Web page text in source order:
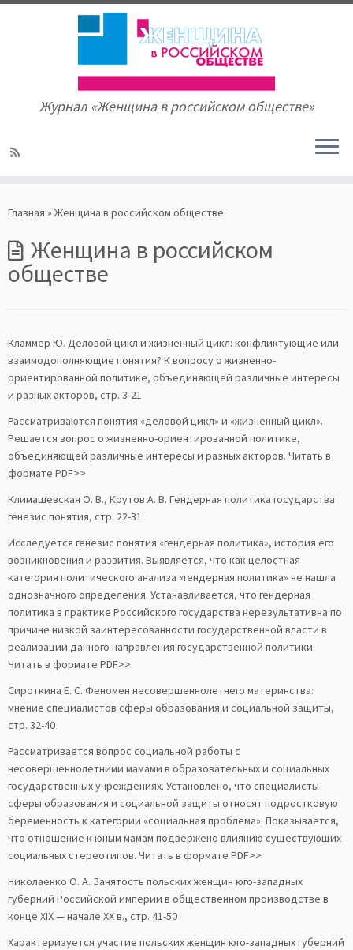
to
Журнал «Женщина в российском обществе»
Главная » Женщина в российском обществе
Женщина в российском
обществе
Кламмер Ю. Деловой цикл и жизненный цикл: конфликтующие или
взаимодополняющие понятия? К вопросу о жизненно-
ориентированной политике, объединяющей различные интересы
и разных акторов, стр. 3-21
Рассматриваются понятия «деловой цикл» и «жизненный цикл».
Решается вопрос о жизненно-ориентированной политике,
объединяющей различные интересы и разных акторов. Читать в
формате PDF>>
Климашевская О. В., Крутов А. В. Гендерная политика государства:
генезис понятия, стр. 22-31
Исследуется генезис понятия «гендерная политика», история его
возникновения и развития. Выявляется, что как целостная
категория политического анализа «гендерная политика» не нашла
однозначного определения. Устанавливается, что гендерная
политика в практике Российского государства нерезультативна по
причине низкой заинтересованности государственной власти в
реализации данного направления государственной политики.
Читать в формате PDF>>
Сироткина Е. С. Феномен несовершеннолетнего материнства:
мнение специалистов сферы образования и социальной защиты,
стр. 32-40
Рассматривается вопрос социальной работы с
несовершеннолетними мамами в образовательных и социальных
государственных учреждениях. Установлено, что специалисты
сферы образования и социальной защиты относят подростковую
беременность к категории «социальная проблема». Показывается,
что отношение к юным мамам подвержено влиянию существующих
социальных стереотипов. Читать в формате PDF>>
Николаенко О. А. Занятость польских женщин юго-западных
губерний Российской империи в общественном производстве в
конце ХІХ — начале ХХ в., стр. 41-50
Характеризуется участие польских женщин юго-западных губерний